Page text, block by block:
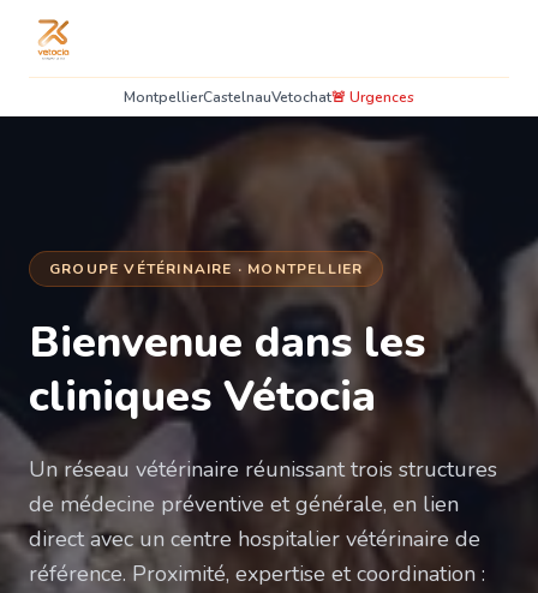
MontpellierCastelnauVetochat🚨 Urgences
GROUPE VÉTÉRINAIRE · MONTPELLIER
Bienvenue dans les
cliniques Vétocia
Un réseau vétérinaire réunissant trois structures
de médecine préventive et générale, en lien
direct avec un centre hospitalier vétérinaire de
référence. Proximité, expertise et coordination :